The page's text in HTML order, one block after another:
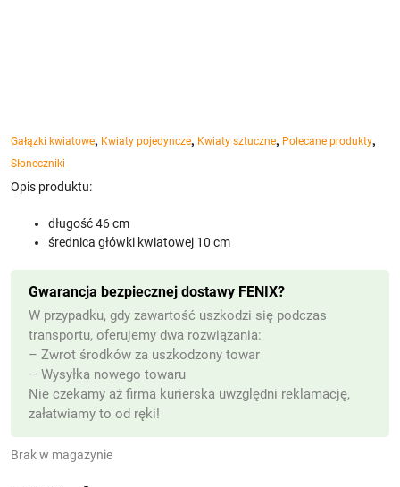
Gałązki kwiatowe, Kwiaty pojedyncze, Kwiaty sztuczne, Polecane produkty,
Słoneczniki
Opis produktu:
długość 46 cm
średnica główki kwiatowej 10 cm
Brak w magazynie
Gwarancja bezpiecznej dostawy FENIX?
W przypadku, gdy zawartość uszkodzi się podczas
transportu, oferujemy dwa rozwiązania:
– Zwrot środków za uszkodzony towar
– Wysyłka nowego towaru
Nie czekamy aż firma kurierska uwzględni reklamację,
załatwiamy to od ręki!